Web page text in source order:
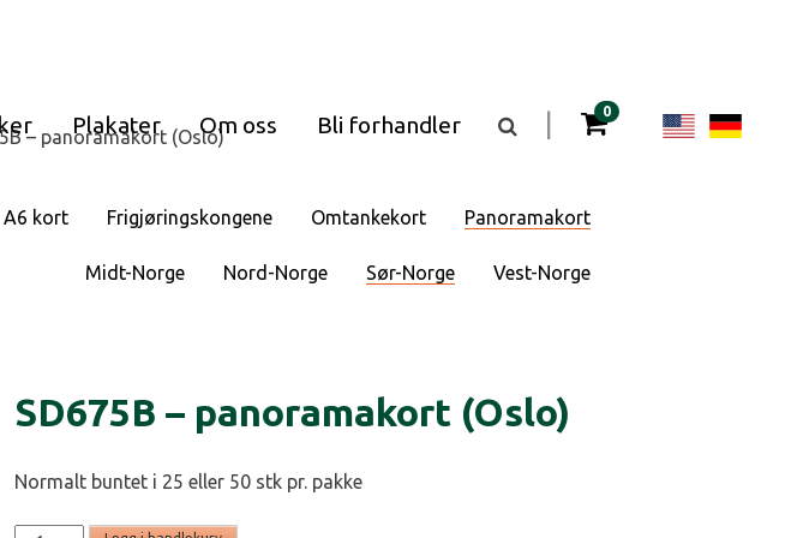
Plakater Om oss Bli forhandler
eller
0gjenstander i kurven
Change
– panoramakort (Oslo)
A6 kort Frigjøringskongene Omtankekort Panoramakort
Midt-Norge Nord-Norge Sør-Norge Vest-Norge
SD675B – panoramakort (Oslo)
Normalt buntet i 25 eller 50 stk pr. pakke